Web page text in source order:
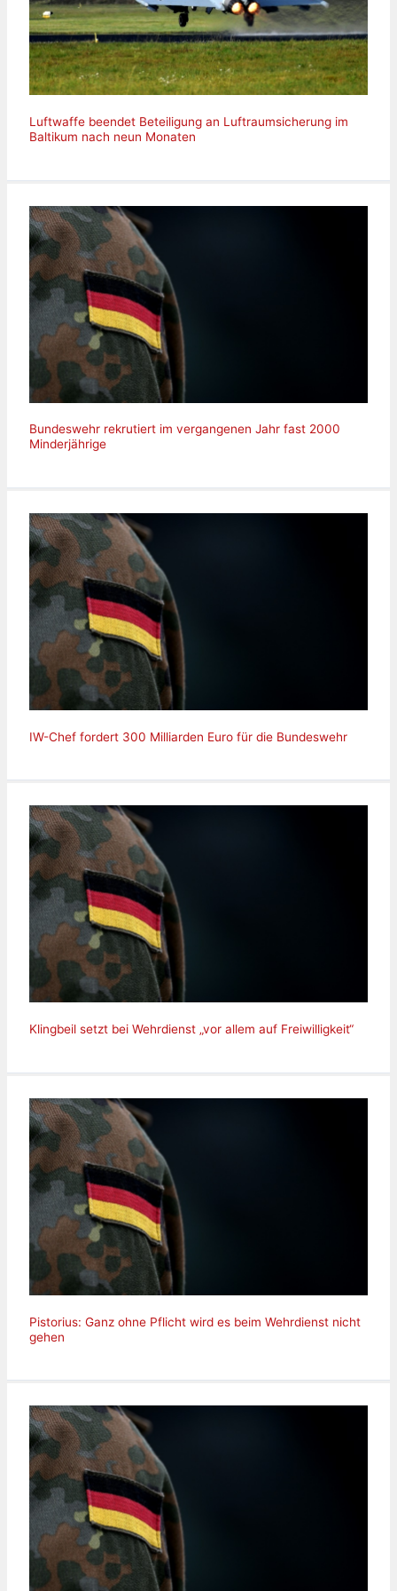
Luftwaffe beendet Beteiligung an Luftraumsicherung im
Baltikum nach neun Monaten
Bundeswehr rekrutiert im vergangenen Jahr fast 2000
Minderjährige
IW-Chef fordert 300 Milliarden Euro für die Bundeswehr
Klingbeil setzt bei Wehrdienst „vor allem auf Freiwilligkeit“
Pistorius: Ganz ohne Pflicht wird es beim Wehrdienst nicht
gehen